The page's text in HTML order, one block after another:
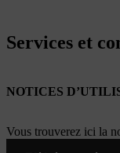
Services et
NOTICES
Vous trouverez ici la